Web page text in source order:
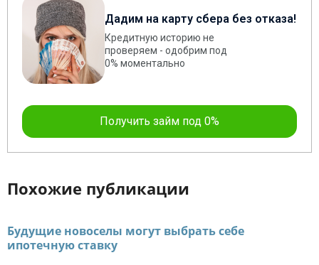
Дадим на карту сбера без отказа!
Кредитную историю не
проверяем - одобрим под
0% моментально
Получить займ под 0%
Похожие публикации
Будущие новоселы могут выбрать себе
ипотечную ставку